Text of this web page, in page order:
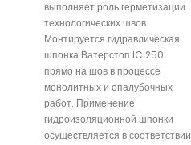
выполняет роль герметизации
технологических швов.
Монтируется гидравлическая
шпонка Ватерстоп IC 250
прямо на шов в процессе
монолитных и опалубочных
работ. Применение
гидроизоляционной шпонки
осуществляется в соответствии